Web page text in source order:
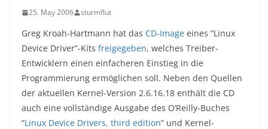
25. May 2006 sturmflut
Greg Kroah-Hartmann hat das CD-Image eines “Linux
Device Driver”-Kits freigegeben, welches Treiber-
Entwicklern einen einfacheren Einstieg in die
Programmierung ermöglichen soll. Neben den Quellen
der aktuellen Kernel-Version 2.6.16.18 enthält die CD
auch eine vollständige Ausgabe des O’Reilly-Buches
“Linux Device Drivers, third edition” und Kernel-